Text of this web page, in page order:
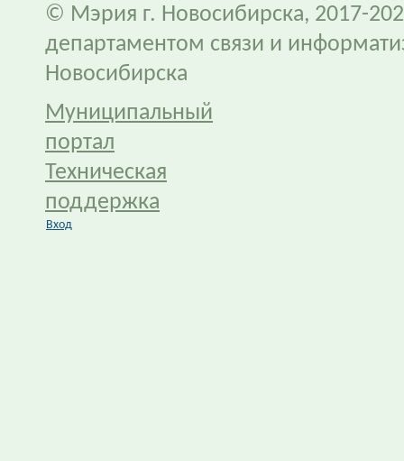
© Мэрия г. Новосибирска, 2017-
департаментом связи и
Новосибирска
Муниципальный
портал
Техническая
поддержка
Вход